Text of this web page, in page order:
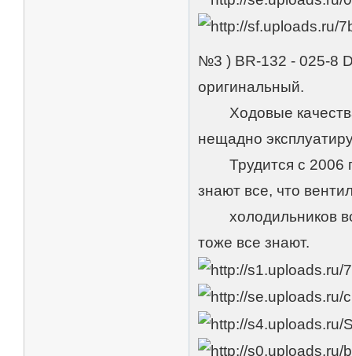
№3 ) BR-132 - 025-8
оригинальный.
Ходовые качества
нещадно
Трудится с 2006
знают все, что
холодильников
тоже все знают.